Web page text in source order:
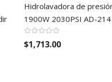
Hidrolavadora de
1900W 2030PSI AD-
$1,713.00